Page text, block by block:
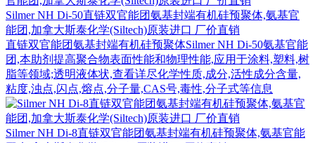
Silmer NH Di-50直链双官能团氨基封端有机硅预聚体,氨基官
能团,加拿大斯泰化学(Siltech)原装进口 厂价直销
直链双官能团氨基封端有机硅预聚体Silmer NH Di-50氨基官能
团,本助剂提高聚合物表面性能和物理性能,应用于涂料,塑料,树
脂等领域;透明液体状,查看详尽化学性质,成分,活性成分含量,
粘度,浊点,闪点,熔点,分子量,CAS号,毒性,分子式等信息
Silmer NH Di-8直链双官能团氨基封端有机硅预聚体,氨基官能